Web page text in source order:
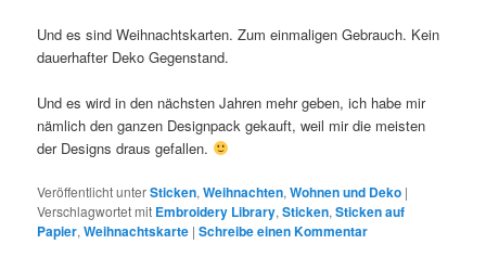
Und es sind Weihnachtskarten. Zum einmaligen Gebrauch. Kein
dauerhafter Deko Gegenstand.
Und es wird in den nächsten Jahren mehr geben, ich habe mir
nämlich den ganzen Designpack gekauft, weil mir die meisten
der Designs draus gefallen.
Veröffentlicht unterSticken,Weihnachten,Wohnen und Deko |
Verschlagwortet mit Embroidery Library,Sticken,Sticken auf
Papier,Weihnachtskarte |Schreibe einen Kommentar